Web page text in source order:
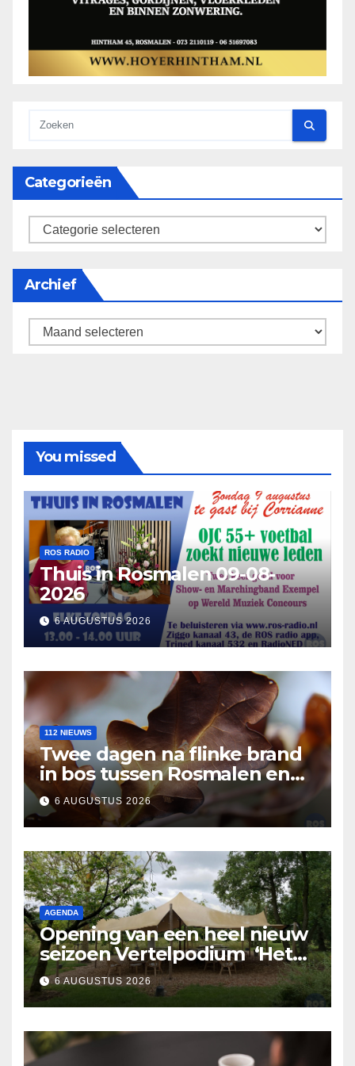
Categorieën
categorieën
Archief
Archief
You missed
ROS RADIO
Thuis in Rosmalen 09-08-
2026
6 AUGUSTUS 2026
112 NIEUWS
Twee dagen na flinke brand
in bos tussen Rosmalen en
Nuland
6 AUGUSTUS 2026
AGENDA
Opening van een heel nieuw
seizoen Vertelpodium ‘Het
Lopende Vuur’. Landelijke
verhalen in Bomentuin D’n
Hooidonk
6 AUGUSTUS 2026